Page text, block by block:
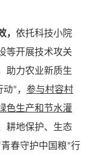
， 依托科技小院
等开展技术攻关
助力农业新质生
”， 参与村容村
色生产和节水灌
耕地保护、生态
春守护中国粮”行